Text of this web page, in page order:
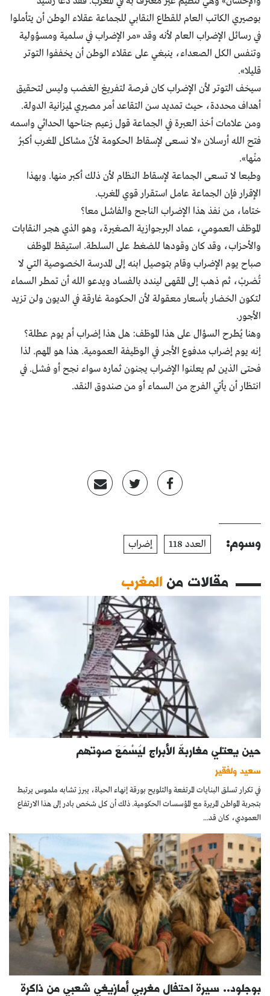
بوصيري الكاتب العام للقطاع النقابي للجماعة عقلاء الوطن أن يتأملوا
في رسائل الإضراب العام لأنه وقد «مر الإضراب في سلمية ومسؤولية
وتنفس الكل الصعداء، ينبغي على عقلاء الوطن أن يخففوا التوتر
قليلا».
سيخف التوتر لأن الإضراب كان فرصة لتفريغ الغضب وليس لتحقيق
أهداف محددة، حيث تمديد سن التقاعد أمر مصيري لميزانية الدولة.
ومن علامات أخذ العبرة في الجماعة قول زعيم جناحها الحداثي واسمه
فتح الله أرسلان «لا نسعى لإسقاط الحكومة لأنّ مشاكل المغرب أكبرُ
منْها».
وطبعا لا تسعى الجماعة لإسقاط النظام لأن ذلك أكبر منها. وبهذا
الإقرار فإن الجماعة عامل استقرار قوي المغرب.
ختاما، من نفذ هذا الإضراب الناجح والفاشل معا؟
الموظف العمومي، عماد البرجوازية الصغيرة، وهو الذي هجر النقابات
والأحزاب، وقد كان وقودها للضغط على السلطة. استيقظ الموظف
صباح يوم الإضراب وقام بتوصيل ابنه إلى المدرسة الخصوصية التي لا
تُضربْ، ثم ذهب إلى المقهى ليندد بالفساد ويدعو الله أن تمطر السماء
لتكون الخضار بأسعار معقولة لأن الحكومة غارقة في الديون ولن تزيد
الأجور.
وهنا يُطرح السؤال على هذا الموظف: هل هذا إضراب أم يوم عطلة؟
إنه يوم إضراب مدفوع الأجر في الوظيفة العمومية. هذا هو المهم. لذا
فحتى الذين لم يعلنوا الإضراب يجنون ثماره سواء نجح أو فشل. في
انتظار أن يأتي الفرج من السماء أو من صندوق النقد.
وسوم: العدد 118 إضراب
مقالات منالمغرب
حين يعتلي مغاربةٌ الأبراج ليُسْمَعَ صوتهم
سعيد ولفقير
في تكرار تسلق البنايات المرتفعة والتلويح بورقة إنهاء الحياة، يبرز تشابه ملموس يرتبط
بتجربة المواطن المريرة مع المؤسسات الحكومية. ذلك أن كل شخص بادر إلى هذا الارتفاع
العمودي، كان قد...
بوجلود.. سيرة احتفال مغربي أمازيغي شعبي من ذاكرة